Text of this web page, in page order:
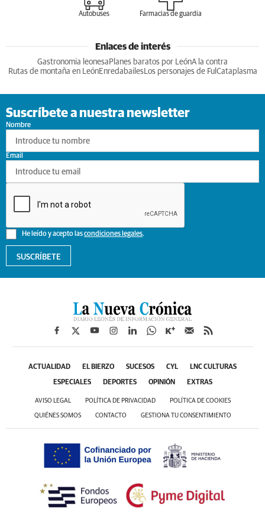
Autobuses Farmacias de guardia
Enlaces de interés
Gastronomia leonesa Planes baratos por LeónA la contra
Rutas de montaña en LeónEnredabailesLos personajes de Ful Cataplasma
Suscríbete a nuestra newsletter
Nombre
He leído y acepto lascondiciones legales.
Email
SUSCRÍBETE
ACTUALIDAD EL BIERZO SUCESOS CYL LNC CULTURAS
ESPECIALES DEPORTES OPINIÓN EXTRAS
AVISO LEGAL POLÍTICA DE PRIVACIDAD POLÍTICA DE COOKIES
QUIÉNES SOMOS CONTACTO GESTIONA TU CONSENTIMIENTO